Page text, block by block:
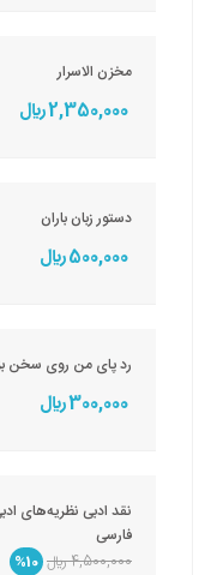
مخزن الاسرار
2,350,000 ريال
دستور زبان باران
500,000 ريال
رد پای من روی سخن
300,000 ريال
نقد ادبی نظریه‌های
فارسی
4,500,000 ريال
%10